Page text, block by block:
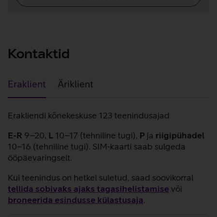
Kontaktid
Eraklient Äriklient
Eraklient
Erakliendi kõnekeskuse 123 teenindusajad
E-R 9–20, L 10–17 (tehniline tugi), P ja riigipühadel
10–16 (tehniline tugi). SIM-kaarti saab sulgeda
ööpäevaringselt.
Kui teenindus on hetkel suletud, saad soovikorral
tellida sobivaks ajaks tagasihelistamisevõi
broneerida esindusse külastusaja.